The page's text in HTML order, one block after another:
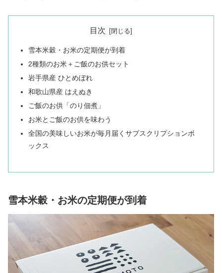
目次
雪本米穀・お米の定期便が到着
2種類のお米＋ご飯のお供セット
岩手県産 ひとめぼれ
和歌山県産 はえぬき
ご飯のお供「のり佃煮」
お米とご飯のお供を味わう
全国の美味しいお米が毎月届くサブスクリプションボ
ックス
雪本米穀・お米の定期便が到着